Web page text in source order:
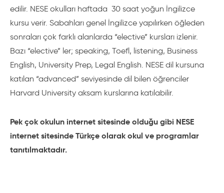
edilir. NESE okulları haftada 30 saat yoğun İngilizce
kursu verir. Sabahları genel İngilizce yapılırken öğleden
sonraları çok farklı alanlarda “elective” kursları izlenir.
Bazı “elective” ler; speaking, Toefl, listening, Business
English, University Prep, Legal English. NESE dil kursuna
katılan “advanced” seviyesinde dil bilen öğrenciler
Harvard University aksam kurslarına katılabilir.
Pek çok okulun internet sitesinde olduğu gibi NESE
internet sitesinde Türkçe olarak okul ve programlar
tanıtılmaktadır.